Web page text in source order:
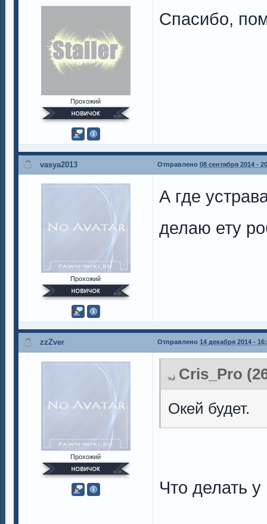
Прохожий
Спасибо,
vasya2013 Отправлено 08 сентября 2014 -
Прохожий
А где
делаю ету
zzZver Отправлено 14 декабря 2014 -
Прохожий
Cris_Pro
Окей будет.
Что делать